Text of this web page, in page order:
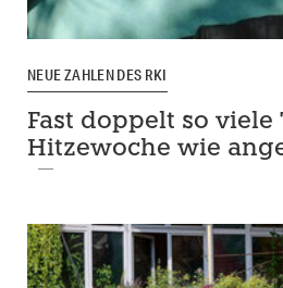
NEUE ZAHLEN DES RKI
Fast doppelt so viele
Hitzewoche wie